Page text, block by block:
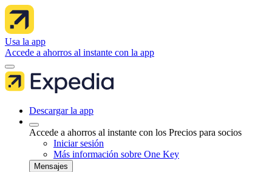
Usa la app
Accede a ahorros al instante con la app
Descargar la app
Accede a ahorros al instante con los Precios para socios
Iniciar sesión
Más información sobre One Key
Mensajes